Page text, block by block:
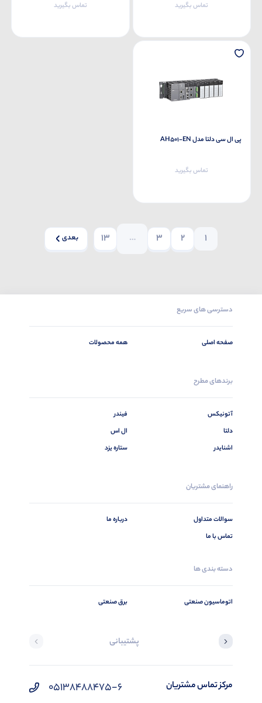
تماس بگیرید تماس بگیرید
پی ال سی دلتا مدل AH501-EN
تماس بگیرید
1
2
3
…
13 بعدی
دسترسی های سریع
صفحه اصلی همه محصولات
برندهای مطرح
آتونیکس
دلتا
اشنایدر
فیندر
ال اس
ستاره یزد
راهنمای مشتریان
سوالات متداول
تماس با ما
درباره ما
دسته بندی ها
اتوماسیون صنعتی برق صنعتی
پشتیبانی
مرکز تماس مشتریان 05138488475-6